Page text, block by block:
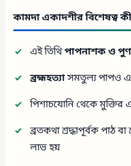
কামদা একাদশীর বিশেষত্ব
এই তিথিপাপনাশক ও
ব্রহ্মহত্যাসমতুল্য পাপও
পিশাচযোনি থেকে মুক্তির
ব্রতকথা শ্রদ্ধাপূর্বক পাঠ
লাভ হয়